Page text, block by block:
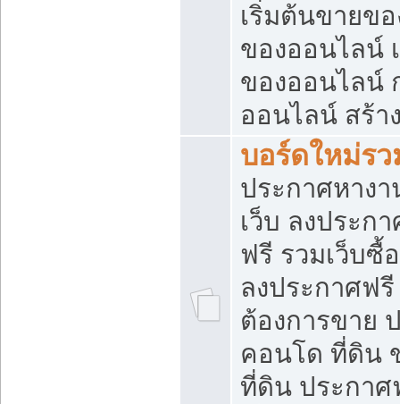
เริ่มต้นขายข
ของออนไลน์
ของออนไลน์
ออนไลน์ สร้า
บอร์ดใหม่ร
ประกาศหาง
เว็บ ลงประก
ฟรี รวมเว็บซื้
ลงประกาศฟ
ต้องการขาย
คอนโด ที่ดิน
ที่ดิน ประกา